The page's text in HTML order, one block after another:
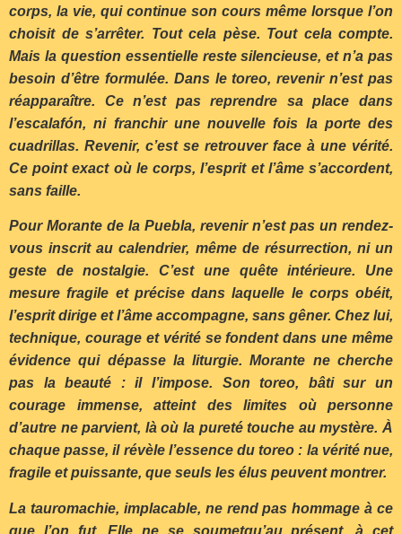
corps, la vie, qui continue son cours même lorsque l’on
choisit de s’arrêter. Tout cela pèse. Tout cela compte.
Mais la question essentielle reste silencieuse, et n’a pas
besoin d’être formulée. Dans le toreo, revenir n’est pas
réapparaître. Ce n’est pas reprendre saplace dans
l’escalafón, ni franchir une nouvelle fois la porte des
cuadrillas. Revenir, c’est se retrouver face à une vérité.
Ce point exact où le corps, l’esprit et l’âme s’accordent,
sans faille.
Pour Morante de la Puebla, revenir n’est pas un rendez-
vous inscrit au calendrier, même de résurrection, ni un
geste de nostalgie. C’est une quête intérieure. Une
mesure fragile et précise dans laquelle le corps obéit,
l’esprit dirige et l’âme accompagne, sans gêner. Chez lui,
technique, courage et vérité se fondent dans une même
évidence qui dépasse la liturgie. Morante ne cherche
pas la beauté : il l’impose. Son toreo, bâti sur un
courage immense, atteint des limites où personne
d’autre ne parvient, là où la pureté touche au mystère. À
chaque passe, il révèle l’essence du toreo : la vérité nue,
fragile et puissante, que seuls les élus peuvent montrer.
La tauromachie, implacable, ne rend pas hommage à ce
que l’on fut. Elle ne se soumetqu’au présent, à cet